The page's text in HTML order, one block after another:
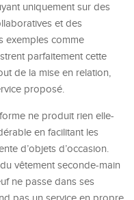
uniquement sur des
et des
exemples comme
parfaitement cette
de la mise en relation,
proposé.
ne produit rien elle-
en facilitant les
d’objets d’occasion.
vêtement seconde-main
ne passe dans ses